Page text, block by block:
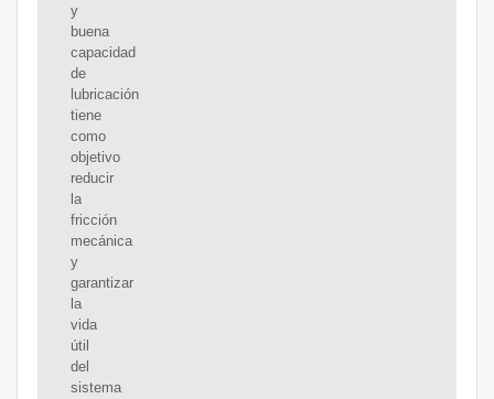
y
buena
capacidad
de
lubricación
tiene
como
objetivo
reducir
la
fricción
mecánica
y
garantizar
la
vida
útil
del
sistema